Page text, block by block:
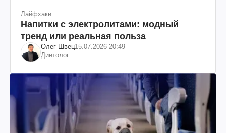
Лайфхаки
Напитки с электролитами: модный
тренд или реальная польза
Олег Швец15.07.2026 20:49
Диетолог